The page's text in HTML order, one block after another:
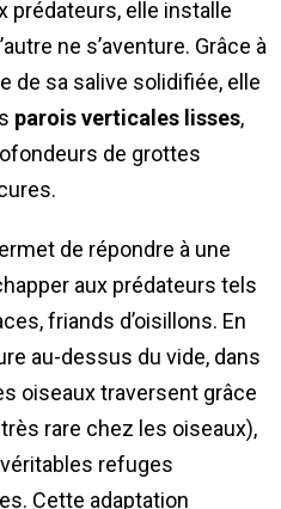
prédateurs, elle installe
ne s’aventure. Grâce à
de sa salive solidifiée, elle
parois verticales lisses,
de grottes
de répondre à une
aux prédateurs tels
friands d’oisillons. En
au-dessus du vide, dans
oiseaux traversent grâce
rare chez les oiseaux),
refuges
Cette adaptation